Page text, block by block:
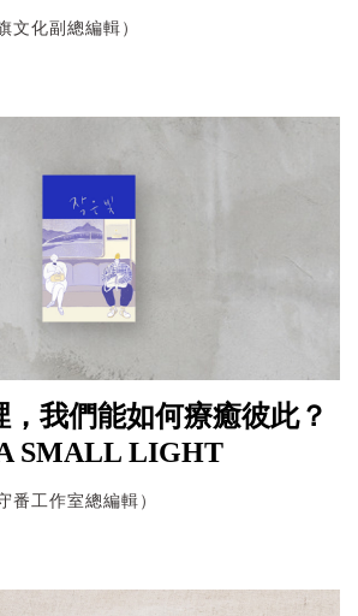
文化副總編輯）
我們能如何療癒彼此？
SMALL LIGHT
番工作室總編輯）